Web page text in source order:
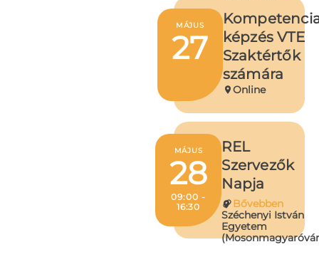
MÁJUS
27
képzés VTE
Szaktértők
számára
Online
MÁJUS
28
09:00 -
16:30
REL
Szervezők
Napja
Bővebben
Széchenyi István
Egyetem